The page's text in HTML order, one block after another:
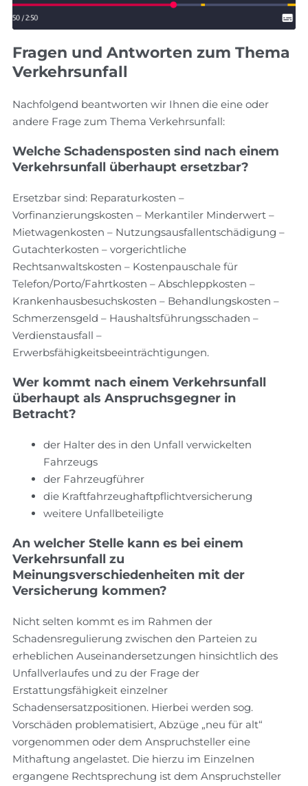
Fragen und Antworten zum Thema
Verkehrsunfall
Nachfolgend beantworten wir Ihnen die eine oder
andere Frage zum Thema Verkehrsunfall:
Welche Schadensposten sind nach einem
Verkehrsunfall überhaupt ersetzbar?
Ersetzbar sind: Reparaturkosten –
Vorfinanzierungskosten – Merkantiler Minderwert –
Mietwagenkosten – Nutzungsausfallentschädigung –
Gutachterkosten – vorgerichtliche
Rechtsanwaltskosten – Kostenpauschale für
Telefon/Porto/Fahrtkosten – Abschleppkosten –
Krankenhausbesuchskosten – Behandlungskosten –
Schmerzensgeld – Haushaltsführungsschaden –
Verdienstausfall –
Erwerbsfähigkeitsbeeinträchtigungen.
Wer kommt nach einem Verkehrsunfall
überhaupt als Anspruchsgegner in
Betracht?
der Halter des in den Unfall verwickelten
Fahrzeugs
der Fahrzeugführer
die Kraftfahrzeughaftpflichtversicherung
weitere Unfallbeteiligte
An welcher Stelle kann es bei einem
Verkehrsunfall zu
Meinungsverschiedenheiten mit der
Versicherung kommen?
Nicht selten kommt es im Rahmen der
Schadensregulierung zwischen den Parteien zu
erheblichen Auseinandersetzungen hinsichtlich des
Unfallverlaufes und zu der Frage der
Erstattungsfähigkeit einzelner
Schadensersatzpositionen. Hierbei werden sog.
Vorschäden problematisiert, Abzüge „neu für alt“
vorgenommen oder dem Anspruchsteller eine
Mithaftung angelastet. Die hierzu im Einzelnen
ergangene Rechtsprechung ist dem Anspruchsteller